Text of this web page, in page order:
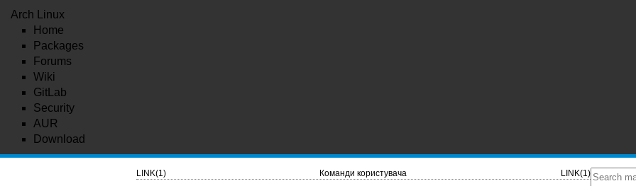
Arch Linux
Home
Packages
Forums
Wiki
GitLab
Security
AUR
Download
LINK(1) Команди користувача LINK(1)